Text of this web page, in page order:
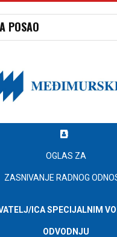
POSAO
OGLAS ZA
ZASNIVANJE RADNOG
ICA SPECIJALNIM
ODVODNJU